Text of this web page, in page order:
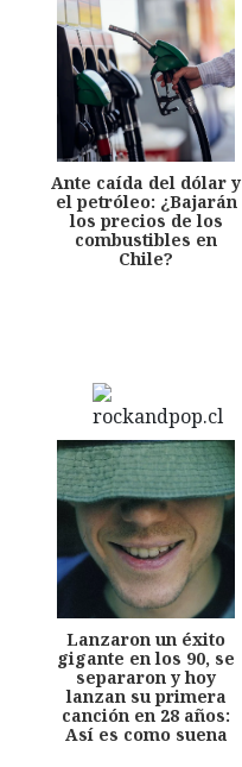
Ante caída del dólar y
el petróleo: ¿Bajarán
los precios de los
combustibles en
Chile?
Lanzaron un éxito
gigante en los 90, se
separaron y hoy
lanzan su primera
canción en 28 años:
Así es como suena